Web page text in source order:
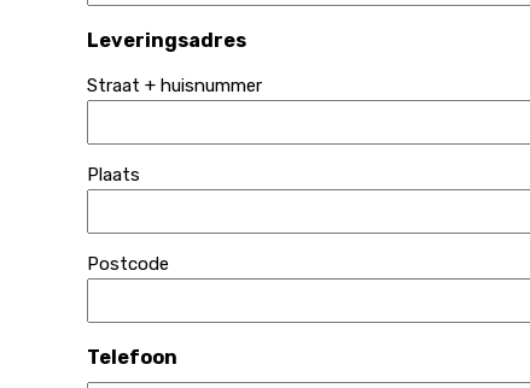
Leveringsadres
Straat + huisnummer
Plaats
Postcode
Telefoon